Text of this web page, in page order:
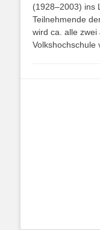
(1928–2003) ins
Teilnehmende
wird ca. alle
Volkshochschule